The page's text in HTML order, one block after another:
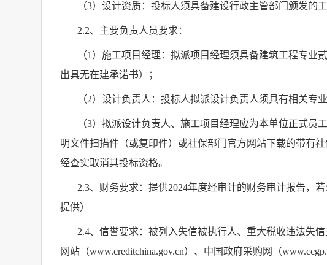
（3）设计资质：投标人须具备建设行政主管部门颁发的
2.2、主要负责人员要求：
（1 ）施工项目经理：拟派项目经理须具备建筑工程专业
出具无在建承诺书）；
（2）设计负责人：投标人拟派设计负责人须具有相关专
（3）拟派设计负责人、施工项目经理应为本单位正式员工
明文件扫描件（或复印件）或社保部门官方网站下载的带有
经查实取消其投标资格。
2.3、财务要求：提供2024年度经审计的财务审计报告，
提供）
2.4、信誉要求：被列入失信被执行人、重大税收违法失
网站（www.creditchina.gov.cn）、中国政府采购网（